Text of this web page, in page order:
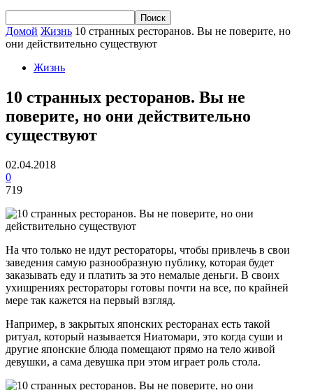
Домой Жизнь 10 странных ресторанов. Вы не поверите, но
они действительно существуют
Жизнь
10 странных ресторанов. Вы не
поверите, но они действительно
существуют
02.04.2018
0
719
На что только не идут рестораторы, чтобы привлечь в свои
заведения самую разнообразную публику, которая будет
заказывать еду и платить за это немалые деньги. В своих
ухищрениях рестораторы готовы почти на все, по крайней
мере так кажется на первый взгляд.
Например, в закрытых японских ресторанах есть такой
ритуал, который называется Ниатомари, это когда суши и
другие японские блюда помещают прямо на тело живой
девушки, а сама девушка при этом играет роль стола.